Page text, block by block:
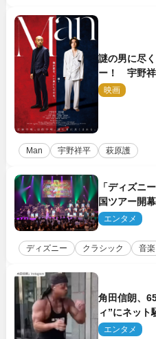
謎の男に尽
ー！ 宇野祥
ビジュアル解
映画
Man 宇野祥平 萩原護
「ディズニ
国ツアー開
ト＆クルー
エンタメ
ディズニー クラシック 音楽
角田信朗、
ィ”にネッ
エンタメ